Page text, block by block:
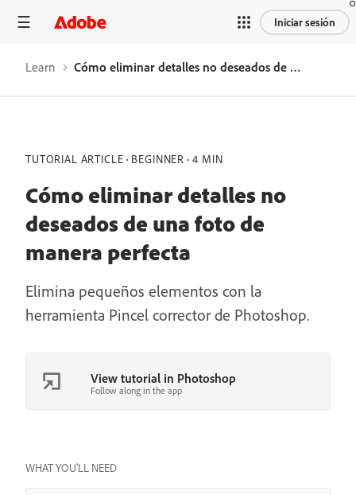
Iniciar sesión
Learn Cómo eliminar detalles no deseados de una foto de manera perfecta
TUTORIAL ARTICLE BEGINNER 4 MIN
Cómo eliminar detalles no
deseados de una foto de
manera perfecta
Elimina pequeños elementos con la
herramienta Pincel corrector de Photoshop.
View tutorial in Photoshop
Follow along in the app
WHAT YOU’LL NEED